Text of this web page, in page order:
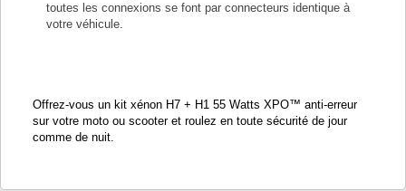
toutes les connexions se font par connecteurs identique à
votre véhicule.
Offrez-vous un kit xénon H7 + H1 55 Watts XPO™ anti-erreur
sur votre moto ou scooter et roulez en toute sécurité de jour
comme de nuit.